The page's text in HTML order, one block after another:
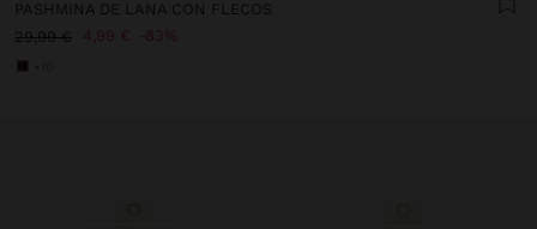
PASHMINA DE LANA CON FLECOS
29,99 €
4,99 € 83%